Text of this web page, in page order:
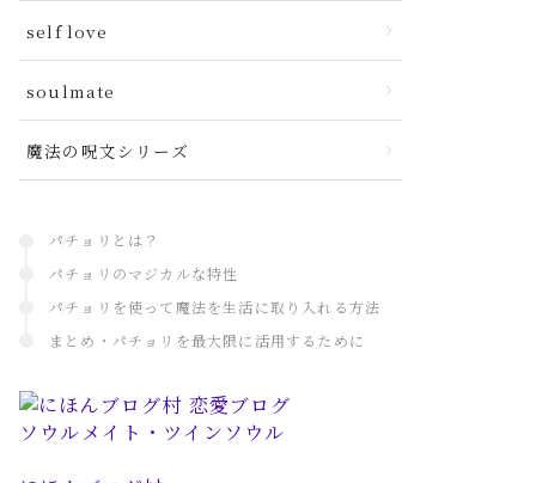
self love
soulmate
魔法の呪文シリーズ
パチョリとは？
パチョリのマジカルな特性
パチョリを使って魔法を生活に取り入れる方法
まとめ・パチョリを最大限に活用するために